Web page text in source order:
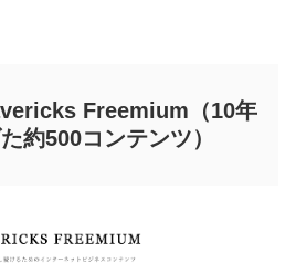
Freemium（10年
約500コンテンツ）